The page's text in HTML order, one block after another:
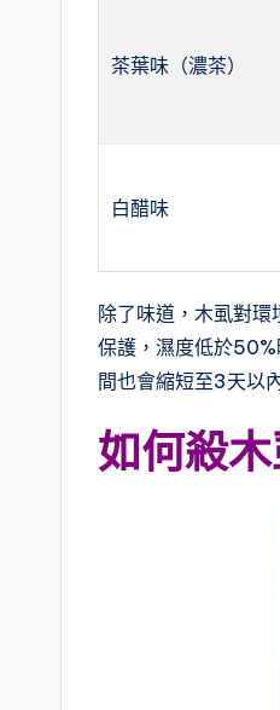
茶葉味（濃茶）
白醋味
除了味道，木虱對
保護，濕度低於
間也會縮短至3天以
如何殺